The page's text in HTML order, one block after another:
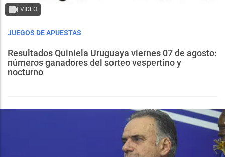
VIDEO
JUEGOS DE APUESTAS
Resultados Quiniela Uruguaya viernes 07 de agosto:
números ganadores del sorteo vespertino y
nocturno